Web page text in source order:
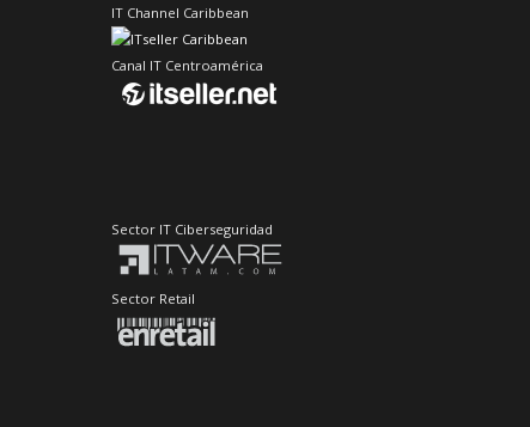
IT Channel Caribbean
Canal IT Centroamérica
Sector IT Ciberseguridad
Sector Retail